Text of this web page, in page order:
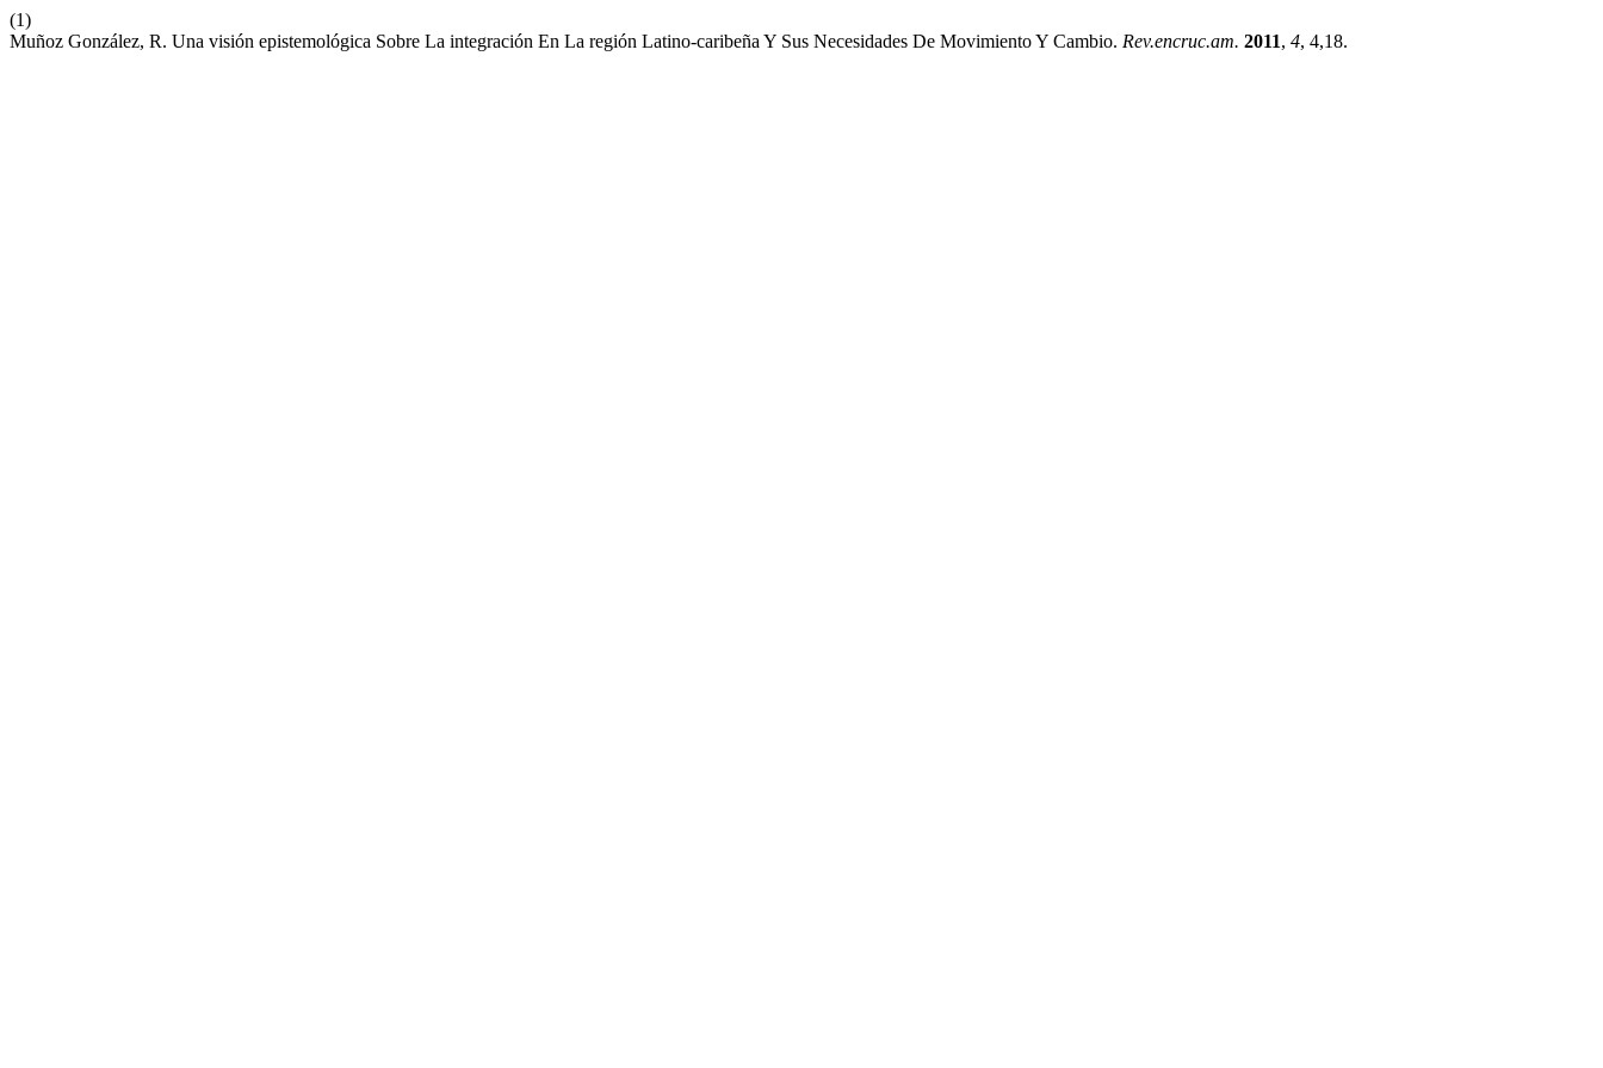
(1)
Muñoz González, R. Una visión epistemológica Sobre La integración En La región Latino-caribeña Y Sus Necesidades De Movimiento Y Cambio. Rev.encruc.am. 2011, 4, 4,18.